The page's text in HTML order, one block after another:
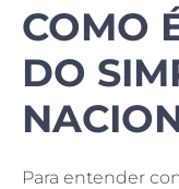
COMO
DO
Para entender